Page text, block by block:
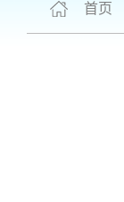
首页